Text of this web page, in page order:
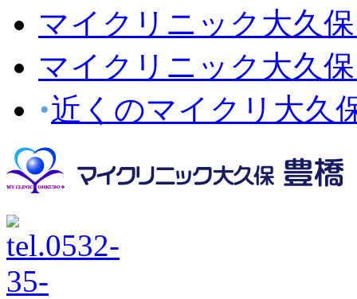
マイクリニック大久
マイクリニック大久
近くのマイクリ大久